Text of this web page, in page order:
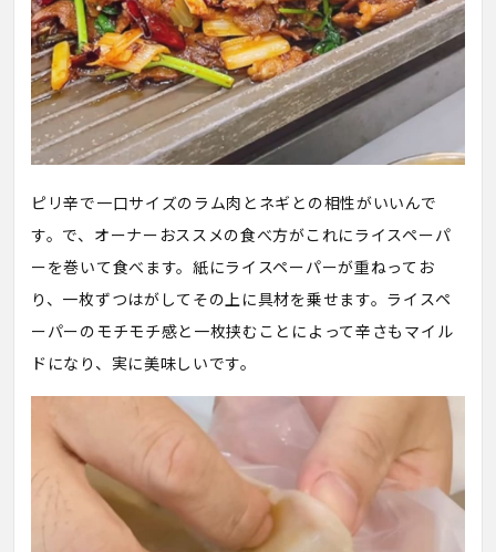
ピリ辛で一口サイズのラム肉とネギとの相性がいいんで
す。で、オーナーおススメの食べ方がこれにライスペーパ
ーを巻いて食べます。紙にライスペーパーが重ねってお
り、一枚ずつはがしてその上に具材を乗せます。ライスペ
ーパーのモチモチ感と一枚挟むことによって辛さもマイル
ドになり、実に美味しいです。